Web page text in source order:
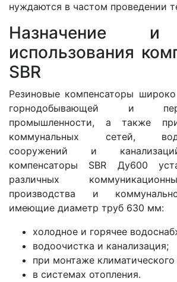
нуждаются в частом проведении
Назначение
использования
SBR
Резиновые компенсаторы
горнодобывающей и
промышленности, а также
коммунальных сетей,
сооружений и
компенсаторы SBR Ду600
различных
производства и
имеющие диаметр труб 630 мм:
холодное и горячее
водоочистка и канализация;
при монтаже
в системах отопления.